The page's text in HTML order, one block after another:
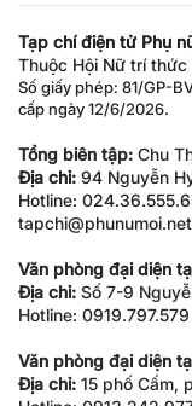
Tạp chí điện tử Phụ
Thuộc Hội Nữ trí thức
Số giấy phép: 81/GP-
cấp ngày 12/6/2026.
Tổng biên tập: Chu
Địa chỉ: 94 Nguyễn
Hotline:
Văn phòng đại diện
Địa chỉ: Số 7-9
Hotline:
Văn phòng đại diện
Địa chỉ: 15 phố Cấm,